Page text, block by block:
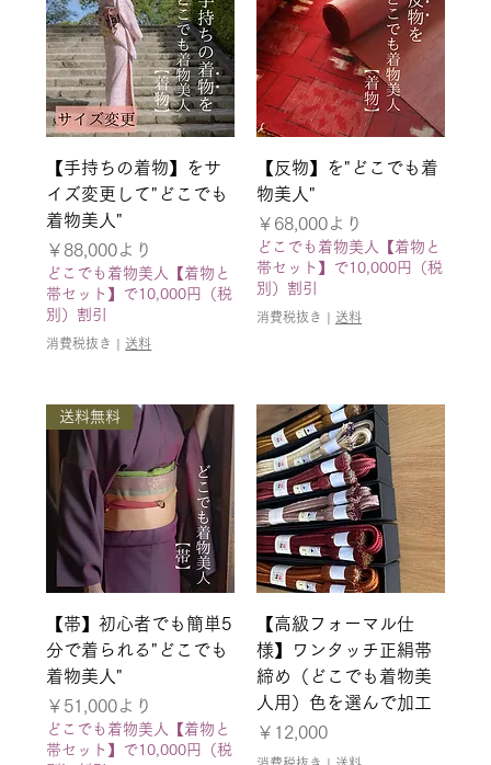
【手持ちの着物】をサ
イズ変更して"どこでも
着物美人"
￥88,000より
セール価格
どこでも着物美人【着物と
帯セット】で10,000円（税
別）割引
消費税抜き 送料
【反物】を"どこでも着
物美人"
￥68,000より
セール価格
どこでも着物美人【着物と
帯セット】で10,000円（税
別）割引
消費税抜き 送料
送料無料
【帯】初心者でも簡単5
分で着られる"どこでも
着物美人"
￥51,000より
セール価格
どこでも着物美人【着物と
帯セット】で10,000円（税
【高級フォーマル仕
様】ワンタッチ正絹帯
締め（どこでも着物美
人用）色を選んで加工
価格
￥12,000